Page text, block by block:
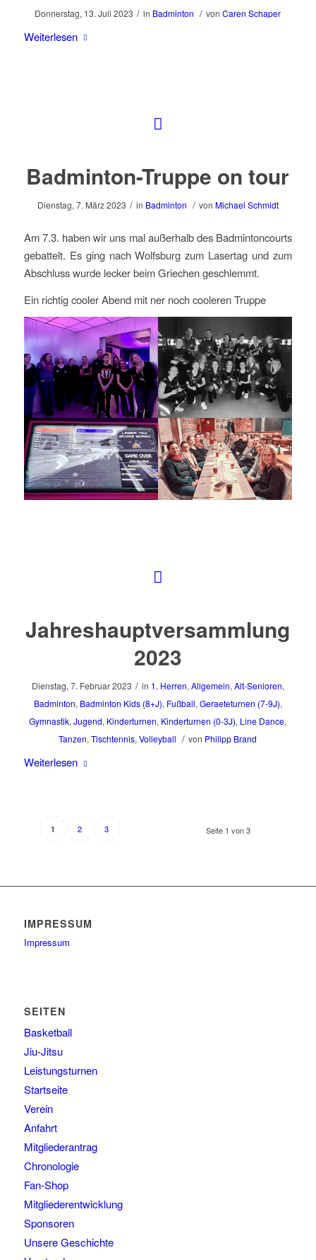
Donnerstag, 13. Juli 2023 / in Badminton / vonCaren Schaper
Weiterlesen
Badminton-Truppe on tour
Dienstag, 7. März 2023 / in Badminton / von Michael Schmidt
Am 7.3. haben wir uns mal außerhalb des Badmintoncourts
gebattelt. Es ging nach Wolfsburg zum Lasertag und zum
Abschluss wurde lecker beim Griechen geschlemmt.
Ein richtig cooler Abend mit ner noch cooleren Truppe
Jahreshauptversammlung
2023
Dienstag, 7. Februar 2023 / in 1. Herren, Allgemein, Alt-Senioren,
Badminton, Badminton Kids (8+J), Fußball, Geraeteturnen (7-9J),
Gymnastik,Jugend, Kinderturnen, Kinderturnen (0-3J), Line Dance,
Tanzen,Tischtennis,Volleyball / von Philipp Brand
Weiterlesen
Seite 1 von 3
1 2 3
IMPRESSUM
Impressum
SEITEN
Basketball
Jiu-Jitsu
Leistungsturnen
Startseite
Verein
Anfahrt
Mitgliederantrag
Chronologie
Fan-Shop
Mitgliederentwicklung
Sponsoren
Unsere Geschichte